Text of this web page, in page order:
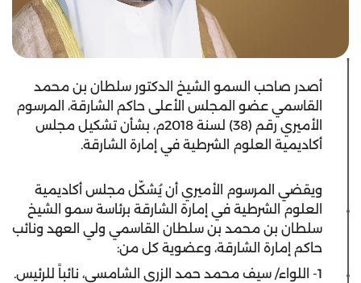
أصدر صاحب السمو الشيخ الدكتور سلطان بن محمد
القاسمي عضو المجلس الأعلى حاكم الشارقة، المرسوم
الأميري رقم (38) لسنة 2018م، بشأن تشكيل مجلس
أكاديمية العلوم الشرطية في إمارة الشارقة.
ويقضي المرسوم الأميري أن يُشكّل مجلس أكاديمية
العلوم الشرطية في إمارة الشارقة برئاسة سمو الشيخ
سلطان بن محمد بن سلطان القاسمي ولي العهد ونائب
حاكم إمارة الشارقة، وعضوية كل من:
1- اللواء/ سيف محمد حمد الزري الشامسي، نائباً للرئيس.